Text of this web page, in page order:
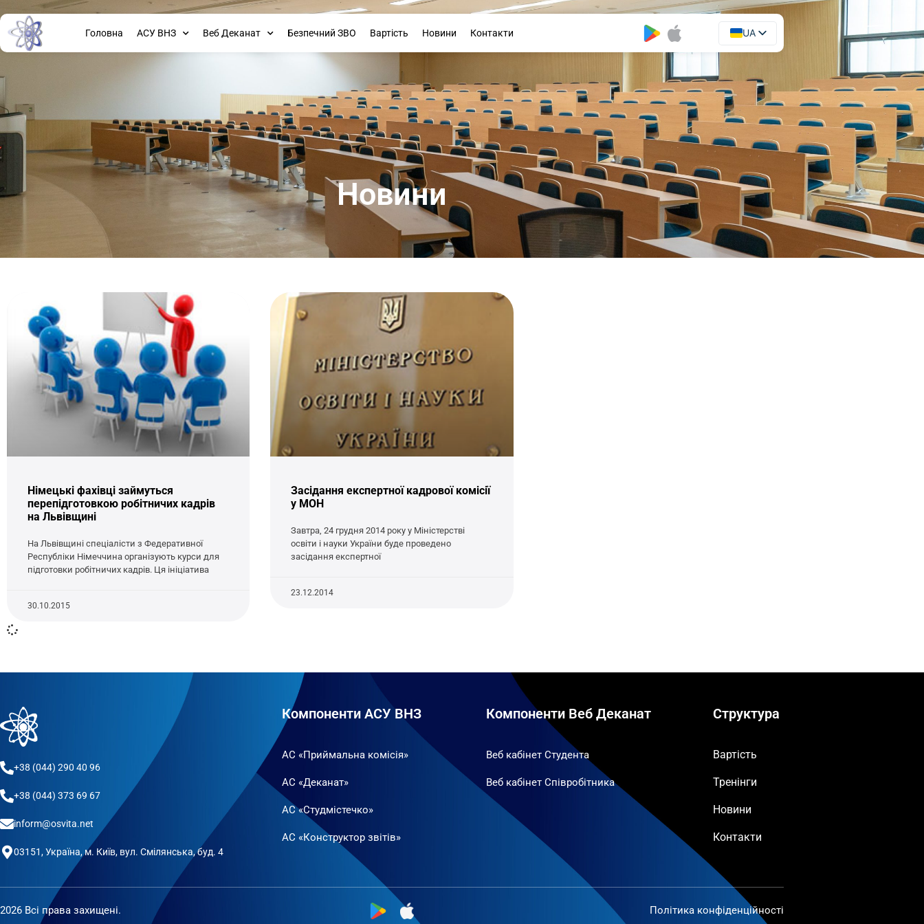
Головна АСУ ВНЗ Веб Деканат Безпечний ЗВО Вартість Новини Контакти
UA
EN
Новини
Німецькі фахівці займуться
перепідготовкою робітничих кадрів
на Львівщині
На Львівщині спеціалісти з Федеративної
Республіки Німеччина організують курси для
підготовки робітничих кадрів. Ця ініціатива
30.10.2015
Засідання експертної кадрової комісії
у МОН
Завтра, 24 грудня 2014 року у Міністерстві
освіти і науки України буде проведено
засідання експертної
23.12.2014
+38 (044) 290 40 96
+38 (044) 373 69 67
inform@osvita.net
03151, Україна, м. Київ, вул. Смілянська, буд. 4
Компоненти АСУ ВНЗ
АС «Приймальна комісія»
АС «Деканат»
АС «Студмістечко»
АС «Конструктор звітів»
Компоненти Веб Деканат
Веб кабінет Студента
Веб кабінет Співробітника
Структура
Вартість
Тренінги
Новини
Контакти
2026 Всі права захищені. Політика конфіденційності